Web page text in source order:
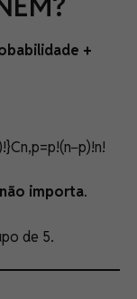
+
não importa.
de 5.